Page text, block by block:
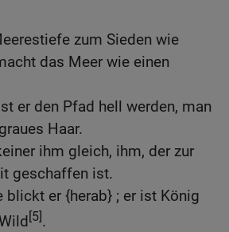
zum Sieden wie
das Meer wie einen
er den Pfad hell werden, man
Haar.
ihm gleich, ihm, der zur
geschaffen ist.
blickt er {herab} ; er ist König
[5].